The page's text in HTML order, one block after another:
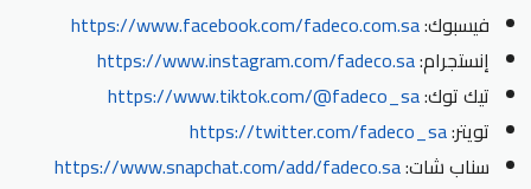
فيسبوك:https://www.facebook.com/fadeco.com.sa
إنستجرام:https://www.instagram.com/fadeco.sa
تيك توك:https://www.tiktok.com/@fadeco_sa
تويتر:https://twitter.com/fadeco_sa
سناب شات:https://www.snapchat.com/add/fadeco.sa